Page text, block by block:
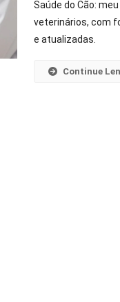
Saúde do Cão:
veterinários, com
e atualizadas.
Continue